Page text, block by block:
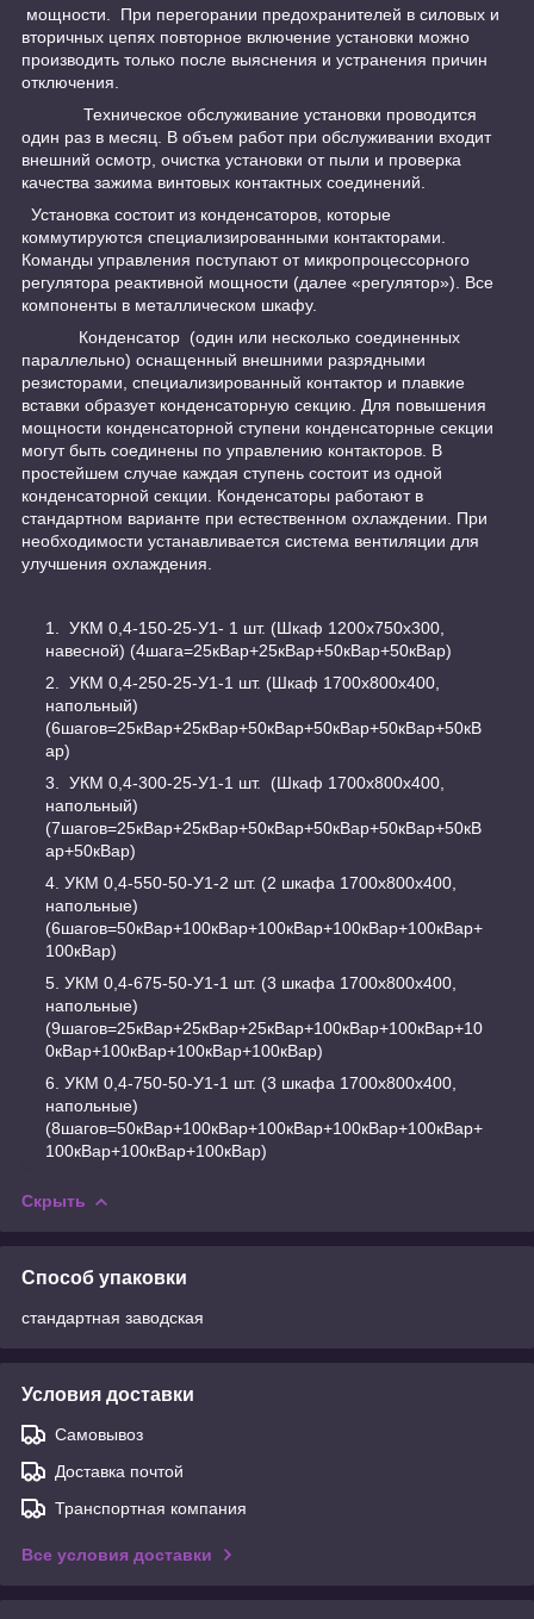
мощности. При перегорании предохранителей в силовых и
вторичных цепях повторное включение установки можно
производить только после выяснения и устранения причин
отключения.
Техническое обслуживание установки проводится
один раз в месяц. В объем работ при обслуживании входит
внешний осмотр, очистка установки от пыли и проверка
качества зажима винтовых контактных соединений.
Установка состоит из конденсаторов, которые
коммутируются специализированными контакторами.
Команды управления поступают от микропроцессорного
регулятора реактивной мощности (далее «регулятор»). Все
компоненты в металлическом шкафу.
Конденсатор (один или несколько соединенных
параллельно) оснащенный внешними разрядными
резисторами, специализированный контактор и плавкие
вставки образует конденсаторную секцию. Для повышения
мощности конденсаторной ступени конденсаторные секции
могут быть соединены по управлению контакторов. В
простейшем случае каждая ступень состоит из одной
конденсаторной секции. Конденсаторы работают в
стандартном варианте при естественном охлаждении. При
необходимости устанавливается система вентиляции для
улучшения охлаждения.
УКМ 0,4-150-25-У1- 1 шт. (Шкаф 1200х750х300,
навесной) (4шага=25кВар+25кВар+50кВар+50кВар)
УКМ 0,4-250-25-У1-1 шт. (Шкаф 1700х800х400,
напольный)
(6шагов=25кВар+25кВар+50кВар+50кВар+50кВар+50кВ
ар)
УКМ 0,4-300-25-У1-1 шт. (Шкаф 1700х800х400,
напольный)
(7шагов=25кВар+25кВар+50кВар+50кВар+50кВар+50кВ
ар+50кВар)
УКМ 0,4-550-50-У1-2 шт. (2 шкафа 1700х800х400,
напольные)
(6шагов=50кВар+100кВар+100кВар+100кВар+100кВар+
100кВар)
УКМ 0,4-675-50-У1-1 шт. (3 шкафа 1700х800х400,
напольные)
(9шагов=25кВар+25кВар+25кВар+100кВар+100кВар+10
0кВар+100кВар+100кВар+100кВар)
УКМ 0,4-750-50-У1-1 шт. (3 шкафа 1700х800х400,
напольные)
(8шагов=50кВар+100кВар+100кВар+100кВар+100кВар+
100кВар+100кВар+100кВар)
Скрыть
Способ упаковки
стандартная заводская
Условия доставки
Самовывоз
Доставка почтой
Транспортная компания
Все условия доставки